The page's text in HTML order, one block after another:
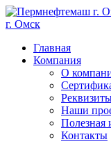
г. Омск
Главная
Компания
О
Наши
Полезная
Контакты